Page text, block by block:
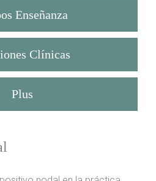
Enseñanza
Clínicas
Plus